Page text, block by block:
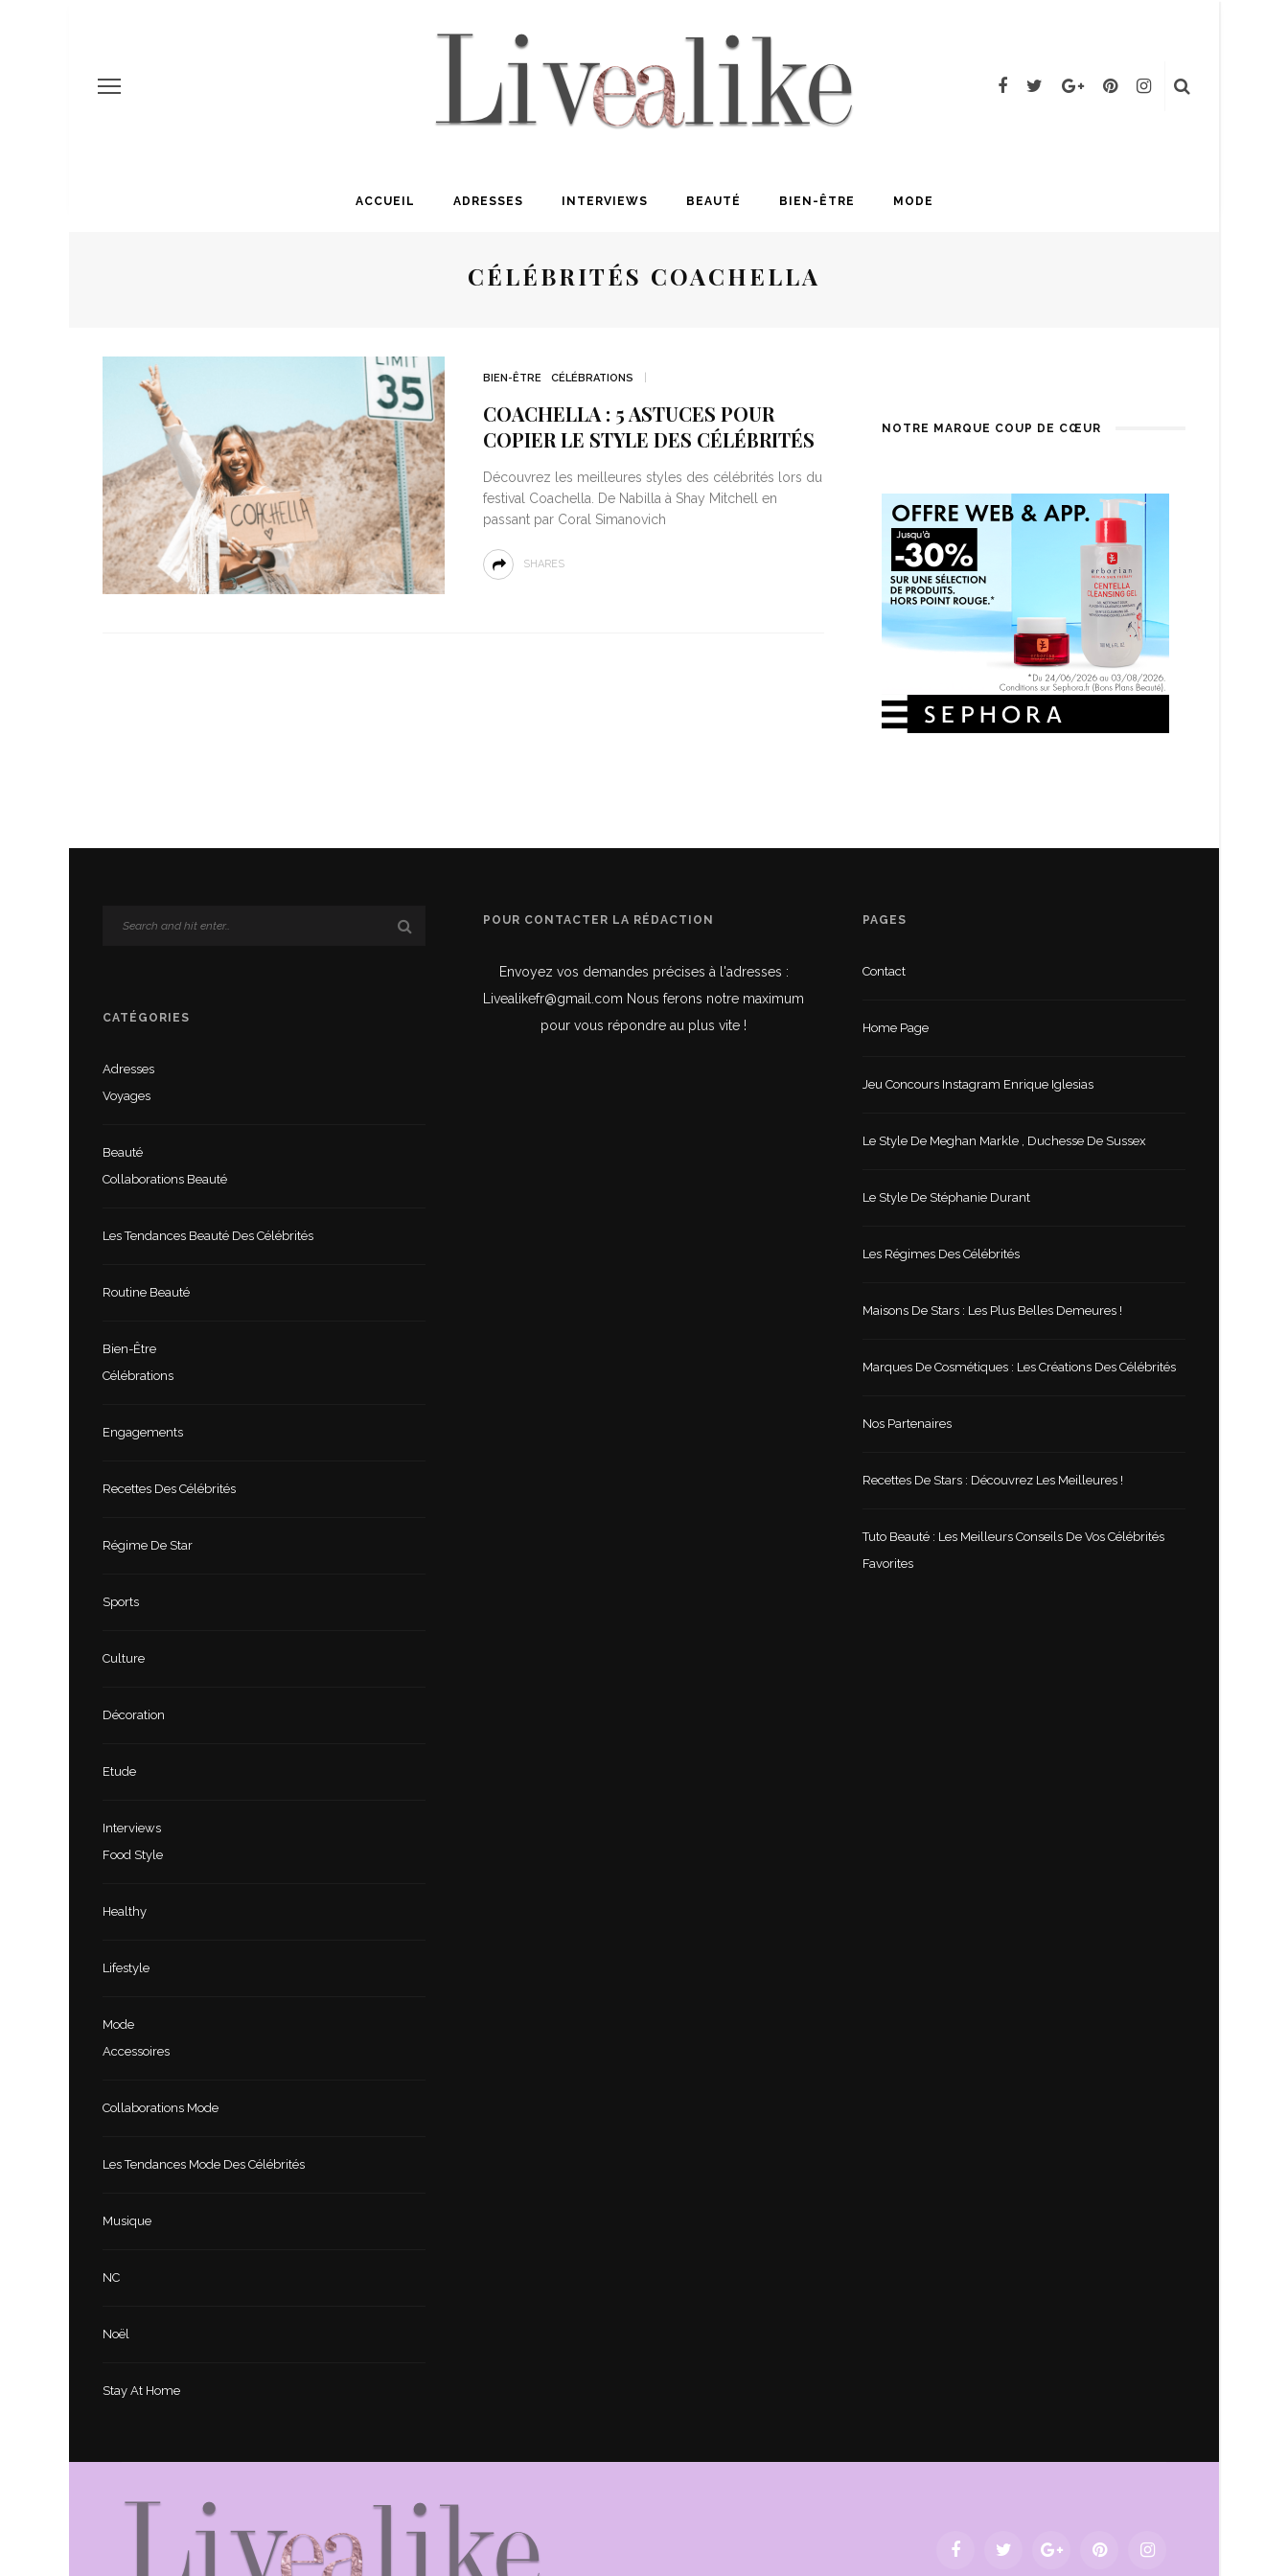
ACCUEIL ADRESSES INTERVIEWS BEAUTÉ BIEN-ÊTRE MODE
CÉLÉBRITÉS COACHELLA
BIEN-ÊTRE CÉLÉBRATIONS
COACHELLA : 5 ASTUCES POUR
COPIER LE STYLE DES CÉLÉBRITÉS
Découvrez les meilleures styles des célébrités lors du
festival Coachella. De Nabilla à Shay Mitchell en
passant par Coral Simanovich
SHARES
NOTRE MARQUE COUP DE CŒUR
CATÉGORIES
Adresses
Voyages
Beauté
Collaborations Beauté
Les Tendances Beauté Des Célébrités
Routine Beauté
Bien-Être
Célébrations
Engagements
Recettes Des Célébrités
Régime De Star
Sports
Culture
Décoration
Etude
Interviews
Food Style
Healthy
Lifestyle
Mode
Accessoires
Collaborations Mode
Les Tendances Mode Des Célébrités
Musique
NC
Noël
Stay At Home
POUR CONTACTER LA RÉDACTION
Envoyez vos demandes précises à l'adresses :
Livealikefr@gmail.com Nous ferons notre maximum
pour vous répondre au plus vite !
PAGES
Contact
Home Page
Jeu Concours Instagram Enrique Iglesias
Le Style De Meghan Markle , Duchesse De Sussex
Le Style De Stéphanie Durant
Les Régimes Des Célébrités
Maisons De Stars : Les Plus Belles Demeures !
Marques De Cosmétiques : Les Créations Des Célébrités
Nos Partenaires
Recettes De Stars : Découvrez Les Meilleures !
Tuto Beauté : Les Meilleurs Conseils De Vos Célébrités
Favorites